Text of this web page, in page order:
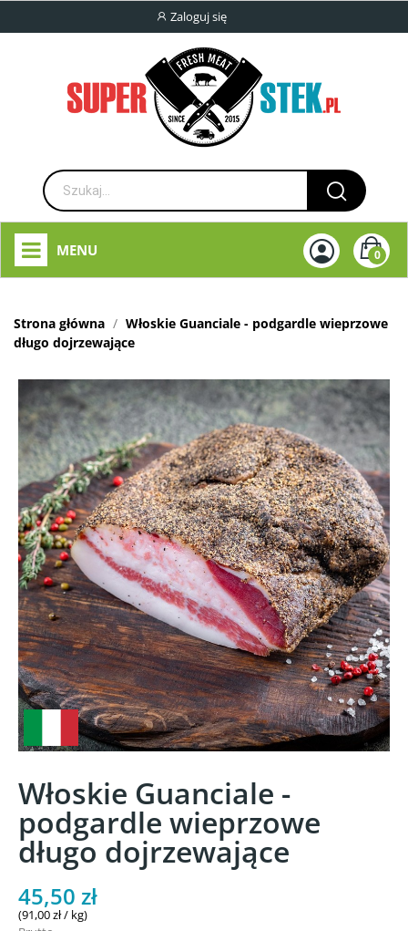
Zaloguj się
0
MENU
Strona główna
Włoskie Guanciale - podgardle wieprzowe
długo dojrzewające
Włoskie Guanciale -
podgardle wieprzowe
długo dojrzewające
45,50 zł
(91,00 zł / kg)